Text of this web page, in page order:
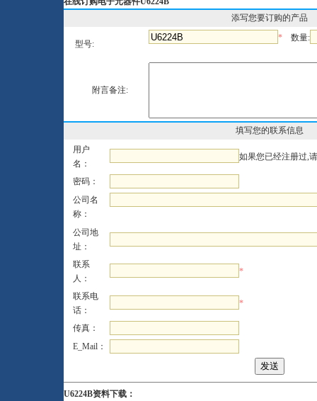
添写您要订购的产品
型号:
* 数量:
附言备注:
填写您的联系信息
用户
名：
如果您已经注册过,
密码：
公司名
称：
公司地
址：
联系
人：
*
联系电
话：
*
传真：
E_Mail：
U6224B资料下载：